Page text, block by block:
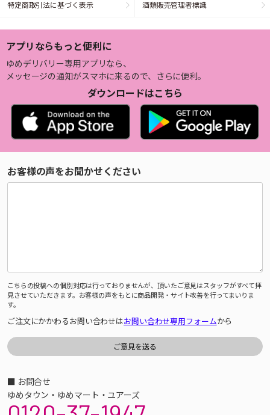
特定商取引法に基づく表示 酒類販売管理者標識
アプリならもっと便利に
ゆめデリバリー専用アプリなら、
メッセージの通知がスマホに来るので、さらに便利。
ダウンロードはこちら
お客様の声をお聞かせください
こちらの投稿への個別対応は行っておりませんが、頂いたご意見はスタッフがすべて拝
見させていただきます。お客様の声をもとに商品開発・サイト改善を行ってまいりま
す。
ご注文にかかわるお問い合わせはお問い合わせ専用フォームから
■ お問合せ
ゆめタウン・ゆめマート・ユアーズ